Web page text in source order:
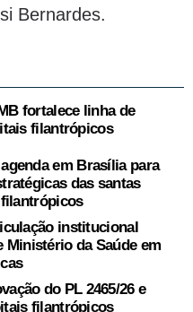
Bernardes.
fortalece linha de
filantrópicos
em Brasília para
das santas
institucional
Ministério da Saúde em
do PL 2465/26 e
filantrópicos